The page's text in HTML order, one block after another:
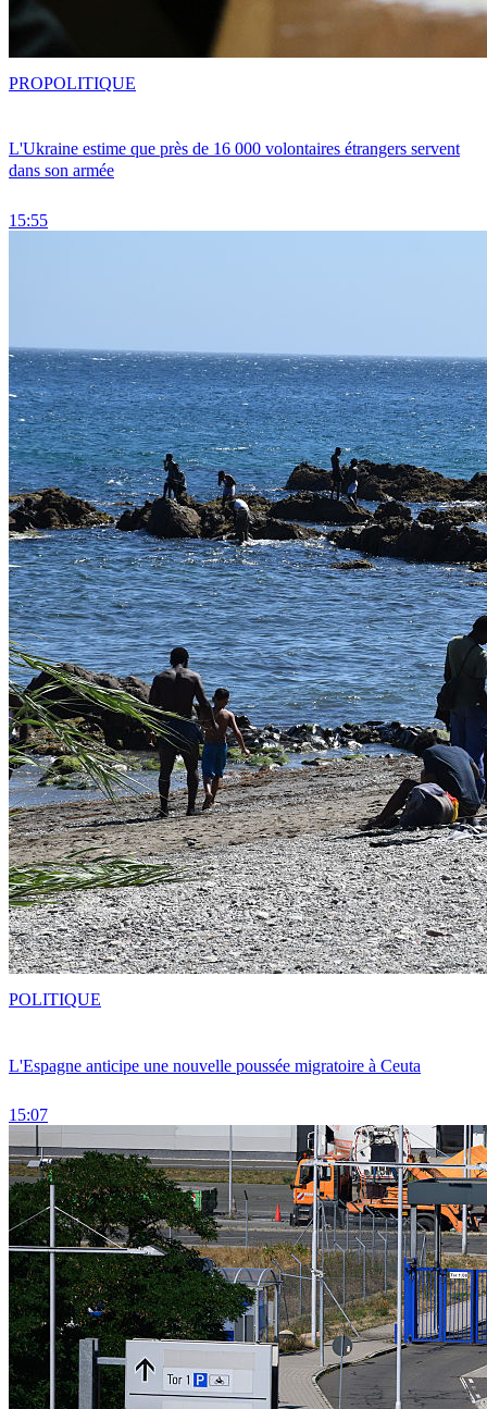
L'Ukraine estime que près de 16 000 volontaires étrangers servent
dans son armée
15:55
PROPOLITIQUE
L'Espagne anticipe une nouvelle poussée migratoire à Ceuta
15:07
POLITIQUE